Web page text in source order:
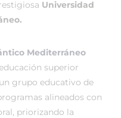
Universidad
Mediterráneo
superior
grupo educativo de
alineados con
priorizando la